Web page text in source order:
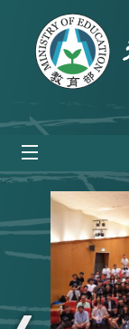
跳到主要內容區塊
:::